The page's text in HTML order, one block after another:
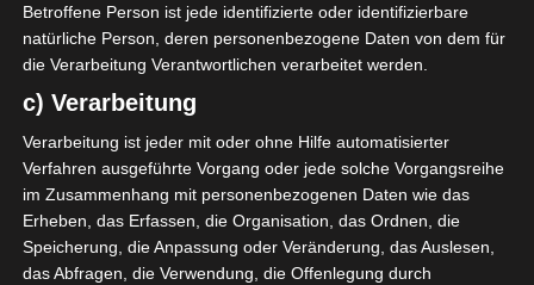
Auslosung,Club Africain,Club Sportif Sfaxien (CSS),
ES Metlaoui,ES Zarzis,
Ligue Nationale du Football Professionnel (LNFP),
Professionnel (LNFP) hat auf seiner Sitzung am
Freitag beschlossen, eine Reihe von Sanktionen
Mehr lesen
Betroffene Person ist jede identifizierte oder identifizierbare
natürliche Person, deren personenbezogene Daten von dem für
die Verarbeitung Verantwortlichen verarbeitet werden.
c) Verarbeitung
Verarbeitung ist jeder mit oder ohne Hilfe automatisierter
Verfahren ausgeführte Vorgang oder jede solche Vorgangsreihe
im Zusammenhang mit personenbezogenen Daten wie das
Erheben, das Erfassen, die Organisation, das Ordnen, die
Speicherung, die Anpassung oder Veränderung, das Auslesen,
das Abfragen, die Verwendung, die Offenlegung durch